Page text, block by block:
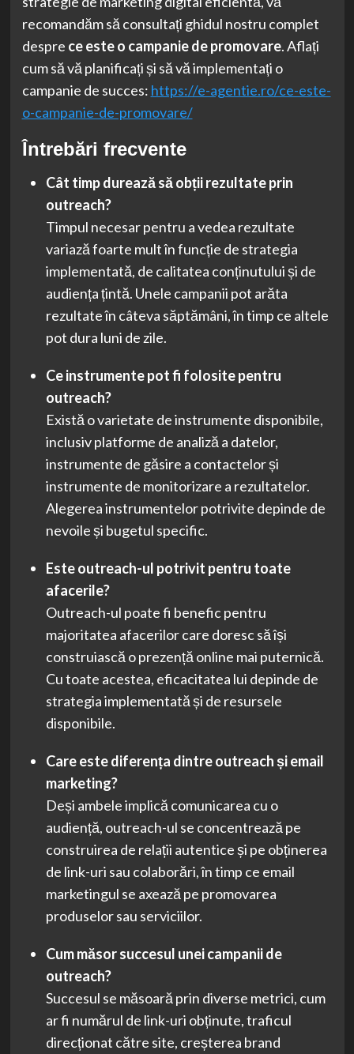
recomandăm să consultați ghidul nostru complet
despre ce este o campanie de promovare. Aflați
cum să vă planificați și să vă implementați o
campanie de succes: https://e-agentie.ro/ce-este-
o-campanie-de-promovare/
Întrebări frecvente
Cât timp durează să obții rezultate prin
outreach?
Timpul necesar pentru a vedea rezultate
variază foarte mult în funcție de strategia
implementată, de calitatea conținutului și de
audiența țintă. Unele campanii pot arăta
rezultate în câteva săptămâni, în timp ce altele
pot dura luni de zile.
Ce instrumente pot fi folosite pentru
outreach?
Există o varietate de instrumente disponibile,
inclusiv platforme de analiză a datelor,
instrumente de găsire a contactelor și
instrumente de monitorizare a rezultatelor.
Alegerea instrumentelor potrivite depinde de
nevoile și bugetul specific.
Este outreach-ul potrivit pentru toate
afacerile?
Outreach-ul poate fi benefic pentru
majoritatea afacerilor care doresc să își
construiască o prezență online mai puternică.
Cu toate acestea, eficacitatea lui depinde de
strategia implementată și de resursele
disponibile.
Care este diferența dintre outreach și email
marketing?
Deși ambele implică comunicarea cu o
audiență, outreach-ul se concentrează pe
construirea de relații autentice și pe obținerea
de link-uri sau colaborări, în timp ce email
marketingul se axează pe promovarea
produselor sau serviciilor.
Cum măsor succesul unei campanii de
outreach?
Succesul se măsoară prin diverse metrici, cum
ar fi numărul de link-uri obținute, traficul
direcționat către site, creșterea brand